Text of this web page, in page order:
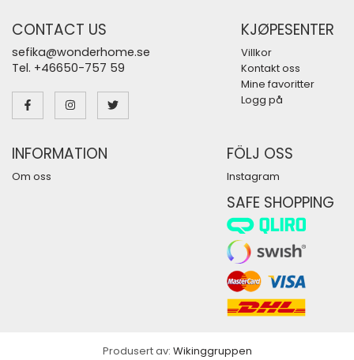
CONTACT US
sefika@wonderhome.se
Tel. +46650-757 59
KJØPESENTER
Villkor
Kontakt oss
Mine favoritter
Logg på
INFORMATION
Om oss
FÖLJ OSS
Instagram
SAFE SHOPPING
Produsert av: Wikinggruppen